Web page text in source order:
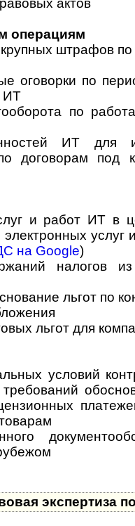
актов
операциям
штрафов по
оговорки по
ИТ
по
ИТ для
договорам под
и работ ИТ в
услуг
на Google)
налогов
льгот по
льгот для
условий
экспертиза